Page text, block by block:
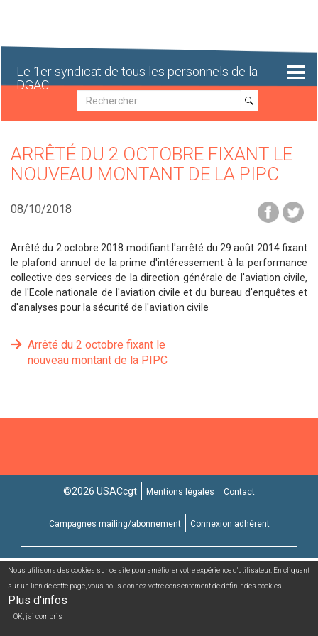
Le 1er syndicat de tous les personnels de la
DGAC
Recherche
Recherche
ARRÊTÉ DU 2 OCTOBRE FIXANT LE
NOUVEAU MONTANT DE LA PIPC
08/10/2018
Arrêté du 2 octobre 2018 modifiant l'arrêté du 29 août 2014 fixant
le plafond annuel de la prime d'intéressement à la performance
collective des services de la direction générale de l'aviation civile,
de l'Ecole nationale de l'aviation civile et du bureau d'enquêtes et
d'analyses pour la sécurité de l'aviation civile
Arrêté du 2 octobre fixant le
nouveau montant de la PIPC
©2026 USACcgt Mentions légales Contact
Campagnes mailing/abonnement Connexion adhérent
Nous utilisons des cookies sur ce site pour améliorer votre expérience d'utilisateur. En cliquant
sur un lien de cette page, vous nous donnez votre consentement de définir des cookies.
Plus d'infos
OK, j'ai compris